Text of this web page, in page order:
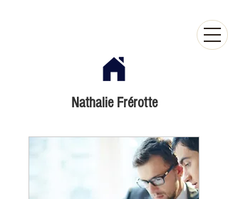
Nathalie Frérotte